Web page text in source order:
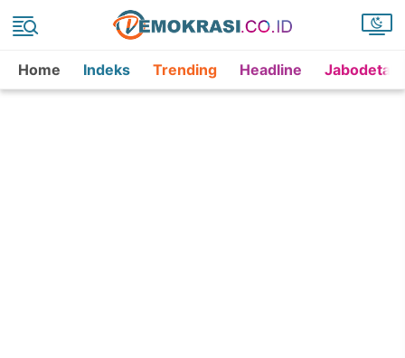
Home Indeks Trending Headline